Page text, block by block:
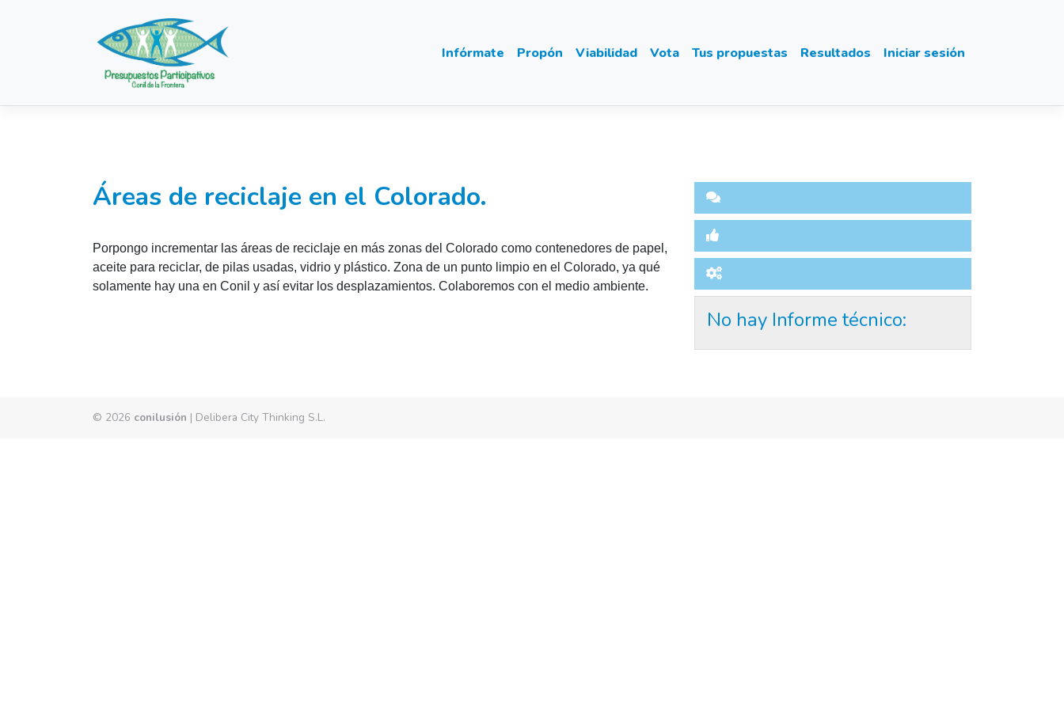
Infórmate Propón Viabilidad Vota Tus propuestas Resultados Iniciar sesión
Áreas de reciclaje en el Colorado.
Porpongo incrementar las áreas de reciclaje en más zonas del Colorado como contenedores de papel,
aceite para reciclar, de pilas usadas, vidrio y plástico. Zona de un punto limpio en el Colorado, ya qué
solamente hay una en Conil y así evitar los desplazamientos. Colaboremos con el medio ambiente.
No hay Informe técnico:
© 2026 conilusión | Delibera City Thinking S.L.